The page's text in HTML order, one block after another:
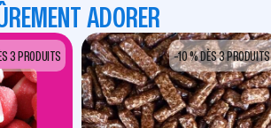
ADORER
3 PRODUITS -10 % DÈS 3 PRODUITS